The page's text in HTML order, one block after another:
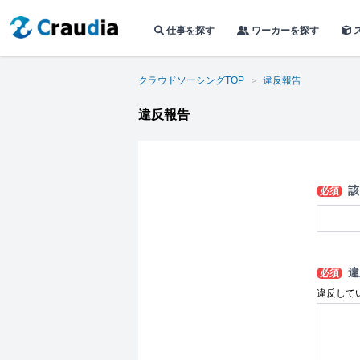
仕事を探す ワーカーを探す
クラウドソーシングTOP 違反報告
違反報告
必須
必須
違反して